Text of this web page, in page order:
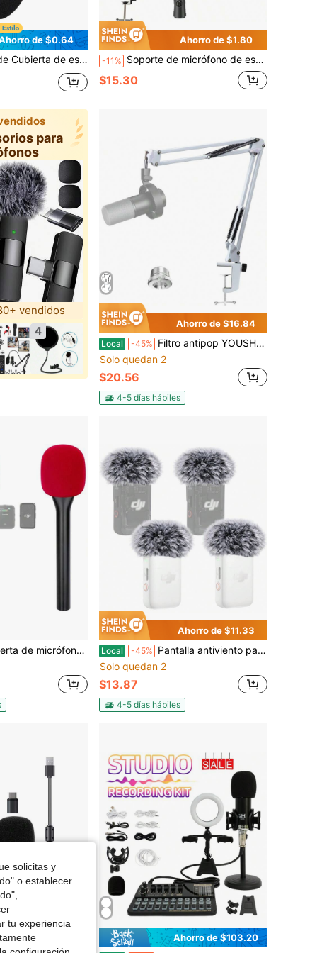
de $0.64
para micrófono negro, adecuado para micrófono de conferencia
Ahorro de $1.80
-11% Soporte de micrófono de escritorio estilo brazo NB-35, adecuado para micrófono BM800, con brazo de suspensión tipo araña, tipo universal
$15.30
para
vendidos
4
Ahorro de $16.84
Local -45% Filtro antipop YOUSHARES compatible con Fifine K688 - Funda de micrófono y paravientos de espuma para reducir el ruido de fondo en grabaciones y transmisiones en vivo
Solo quedan 2
$20.56
4-5 días hábiles
Rode Wireless Go 2/PRO, apta para adaptador portátil de entrevista, repuesto del filtro pop de Rode para bloquear los plosivos, de YOUSHARES
Ahorro de $11.33
Local -45% Pantalla antiviento para micrófono YOUSHARES para DJI MIC 2, cubierta de micrófono de peluche filtro de pop para reducir el ruido de fondo, 2 unidades (no apto para DJI MIC 1)
Solo quedan 2
$13.87
4-5 días hábiles
de $35.70 Ahorro de $103.20
solicitas y
o establecer
tu experiencia